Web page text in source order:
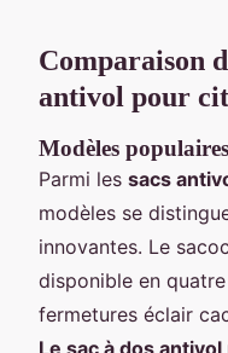
Comparaison
antivol pour
Modèles
Parmi les sacs
modèles se
innovantes. Le
disponible en
fermetures éclair
Le sac à dos